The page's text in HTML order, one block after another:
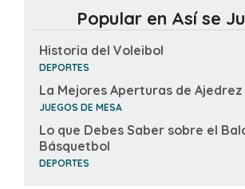
Popular en Así se
Historia del Voleibol
DEPORTES
La Mejores Aperturas de Ajedrez
JUEGOS DE MESA
Lo que Debes Saber sobre el
Básquetbol
DEPORTES